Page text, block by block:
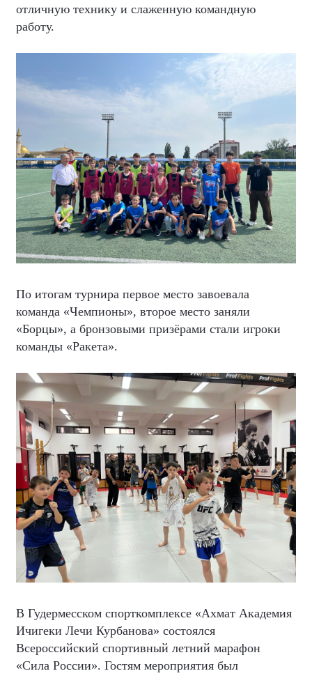
отличную технику и слаженную командную
работу.
По итогам турнира первое место завоевала
команда «Чемпионы», второе место заняли
«Борцы», а бронзовыми призёрами стали игроки
команды «Ракета».
В Гудермесском спорткомплексе «Ахмат Академия
Ичигеки Лечи Курбанова» состоялся
Всероссийский спортивный летний марафон
«Сила России». Гостям мероприятия был